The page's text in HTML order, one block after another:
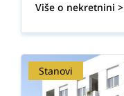
Više o nekretnini >
Stanovi